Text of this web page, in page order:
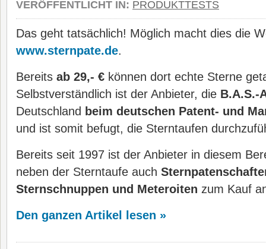
VERÖFFENTLICHT IN: PRODUKTTESTS
Das geht tatsächlich! Möglich macht dies die
www.sternpate.de.
Bereits ab 29,- € können dort echte Sterne
Selbstverständlich ist der Anbieter, die B.A.S.-
Deutschland beim deutschen Patent- und
und ist somit befugt, die Sterntaufen
Bereits seit 1997 ist der Anbieter in diesem
neben der Sterntaufe auch
Sternschnuppen und Meteroiten zum Kauf
Den ganzen Artikel lesen »